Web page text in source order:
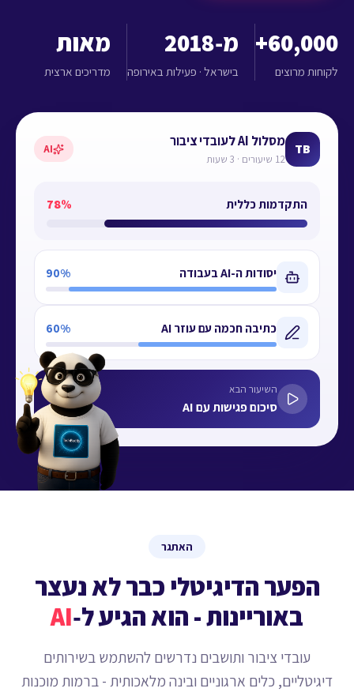
60,000+
לקוחות מרוצים
מ‑2018
בישראל · פעילות באירופה
מאות
מדריכים ארצית
TB מסלול AI לעובדי ציבור
12 שיעורים · 3 שעות
AI
התקדמות כללית 78%
יסודות ה-AI בעבודה 90%
כתיבה חכמה עם עוזר AI 60%
השיעור הבא
סיכום פגישות עם AI
האתגר
הפער הדיגיטלי כבר לא נעצר
באוריינות - הוא הגיע ל‑AI
עובדי ציבור ותושבים נדרשים להשתמש בשירותים
דיגיטליים, כלים ארגוניים ובינה מלאכותית - ברמות מוכנות